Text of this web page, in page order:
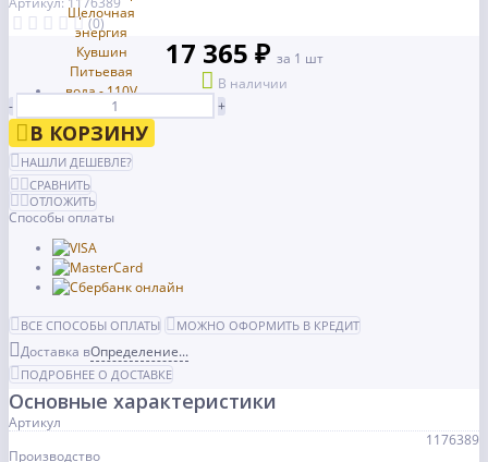
(0)
17 365 ₽ за 1 шт
В наличии
-
+
В КОРЗИНУ
НАШЛИ ДЕШЕВЛЕ?
СРАВНИТЬ
ОТЛОЖИТЬ
Способы оплаты
ВСЕ СПОСОБЫ ОПЛАТЫ МОЖНО ОФОРМИТЬ В КРЕДИТ
Доставка вОпределение...
ПОДРОБНЕЕ О ДОСТАВКЕ
Основные характеристики
Артикул
1176389
Производство